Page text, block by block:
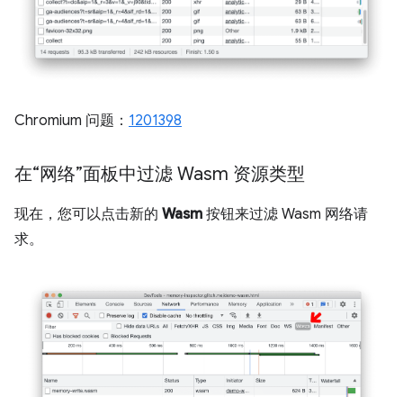
Chromium 问题： 1201398
在“网络”面板中过滤 Wasm 资源类型
现在，您可以点击新的 Wasm 按钮来过滤 Wasm 网络请
求。